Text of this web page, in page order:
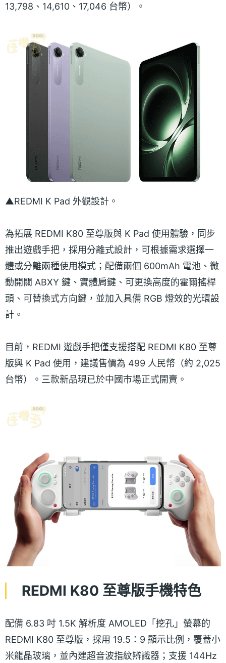
13,798、14,610、17,046 台幣）。
▲REDMI K Pad 外觀設計。
為拓展 REDMI K80 至尊版與 K Pad 使用體驗，同步
推出遊戲手把，採用分離式設計，可根據需求選擇一
體或分離兩種使用模式；配備兩個 600mAh 電池、微
動開關 ABXY 鍵、實體肩鍵、可更換高度的霍爾搖桿
頭、可替換式方向鍵，並加入具備 RGB 燈效的光環設
計。
目前，REDMI 遊戲手把僅支援搭配 REDMI K80 至尊
版與 K Pad 使用，建議售價為 499 人民幣（約 2,025
台幣）。三款新品現已於中國市場正式開賣。
REDMI K80 至尊版手機特色
配備 6.83 吋 1.5K 解析度 AMOLED「挖孔」螢幕的
REDMI K80 至尊版，採用 19.5：9 顯示比例，覆蓋小
米龍晶玻璃，並內建超音波指紋辨識器；支援 144Hz